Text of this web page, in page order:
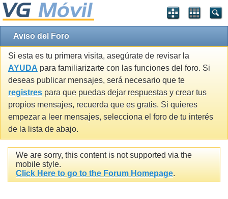
Aviso del Foro
Si esta es tu primera visita, asegúrate de revisar la
AYUDA para familiarizarte con las funciones del foro. Si
deseas publicar mensajes, será necesario que te
registres para que puedas dejar respuestas y crear tus
propios mensajes, recuerda que es gratis. Si quieres
empezar a leer mensajes, selecciona el foro de tu interés
de la lista de abajo.
We are sorry, this content is not supported via the
mobile style.
Click Here to go to the Forum Homepage.